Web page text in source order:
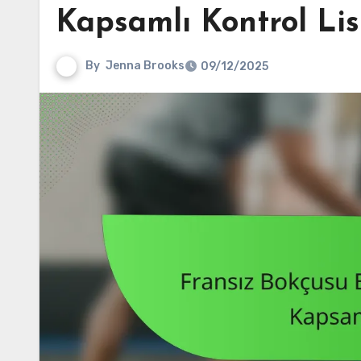
Kapsamlı Kontrol
By Jenna Brooks 09/12/2025